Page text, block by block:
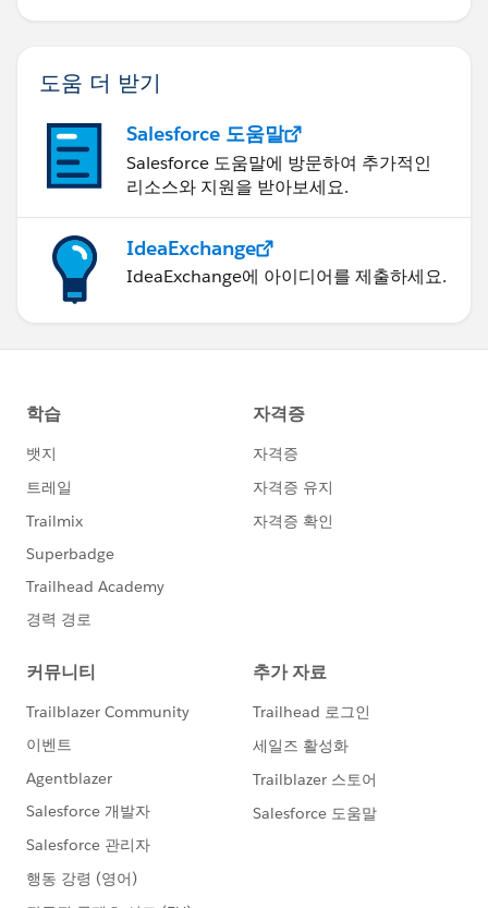
도움 더 받기
Salesforce 도움말
Salesforce 도움말에 방문하여 추가적인
리소스와 지원을 받아보세요.
IdeaExchange
IdeaExchange에 아이디어를 제출하세요.